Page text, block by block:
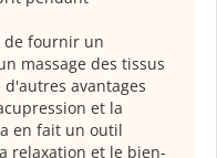
de fournir un
massage des tissus
avantages
et la
en fait un outil
relaxation et le bien-